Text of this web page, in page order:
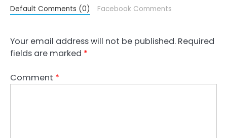
Default Comments (0) Facebook Comments
Your email address will not be published. Required
fields are marked *
Comment *